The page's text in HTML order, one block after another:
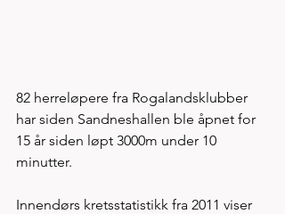
82 herreløpere fra Rogalandsklubber
har siden Sandneshallen ble åpnet for
15 år siden løpt 3000m under 10
minutter.
Innendørs kretsstatistikk fra 2011 viser